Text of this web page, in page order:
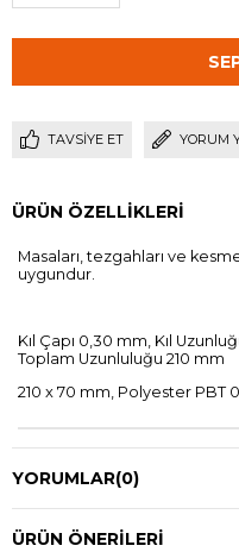
TAVSIYE ET YORUM
ÜRÜN ÖZELLIKLERI
Masaları, tezgahları ve
uygundur.
Kıl Çapı 0,30 mm, Kıl
Toplam Uzunluluğu 210 mm
210 x 70 mm, Polyester PBT
YORUMLAR(0)
ÜRÜN ÖNERILERI